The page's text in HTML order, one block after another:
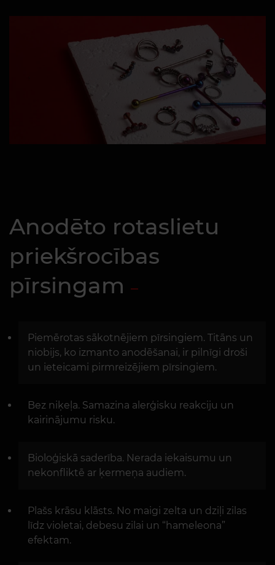
Anodēto rotaslietu
priekšrocības
pīrsingam
Piemērotas sākotnējiem pīrsingiem. Titāns un
niobijs, ko izmanto anodēšanai, ir pilnīgi droši
un ieteicami pirmreizējiem pīrsingiem.
Bez niķeļa. Samazina alerģisku reakciju un
kairinājumu risku.
Bioloģiskā saderība. Nerada iekaisumu un
nekonfliktē ar ķermeņa audiem.
Plašs krāsu klāsts. No maigi zelta un dziļi zilas
līdz violetai, debesu zilai un “hameleona”
efektam.